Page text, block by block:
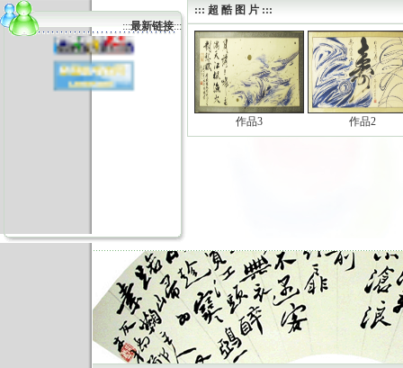
:::最新链接:::
::: 超 酷 图 片 :::
作品3 作品2